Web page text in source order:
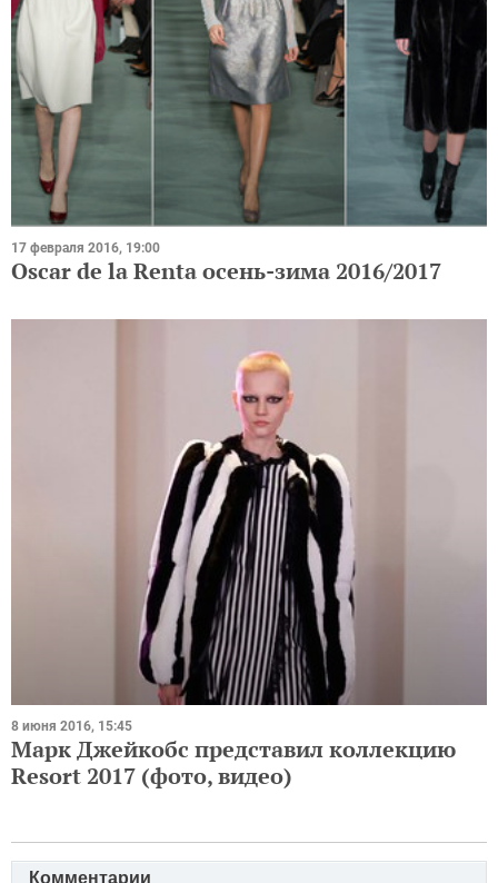
17 февраля 2016, 19:00
Oscar de la Renta осень-зима 2016/2017
8 июня 2016, 15:45
Марк Джейкобс представил коллекцию
Resort 2017 (фото, видео)
Комментарии